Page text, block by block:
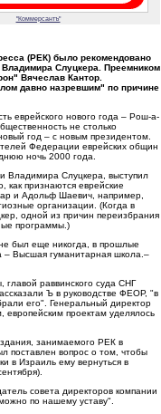
"Коммерсантъ"
(РЕК) было рекомендовано
Слуцкера. Преемником
Вячеслав Кантор.
давно назревшим" по причине
еврейского нового года – Рош-а-
не столько
год – с новым президентом.
Федерации еврейских общин
ночь 2000 года.
Владимира Слуцкера, выступил
признаются еврейские
и Адольф Шаевич, например,
организации. (Когда в
одной из причин переизбрания
программы.)
был еще никогда, в прошлые
– Высшая гуманитарная школа.–
главой раввинского суда СНГ
Ъ в руководстве ФЕОР, "в
его". Генеральный директор
проектам уделялось
занимаемого РЕК в
поставлен вопрос о том, чтобы
в Израиль ему вернуться в
совета директоров компании
по нашему уставу".